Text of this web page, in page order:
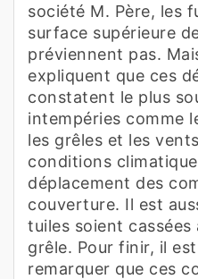
société M. Père, les
surface supérieure
préviennent pas.
expliquent que ces
constatent le plus
intempéries comme
les grêles et les
conditions
déplacement des
couverture. Il est
tuiles soient cassées
grêle. Pour finir, il
remarquer que ces